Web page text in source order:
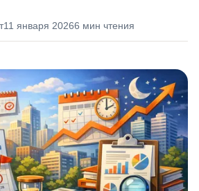
11 января 20266 мин чтения